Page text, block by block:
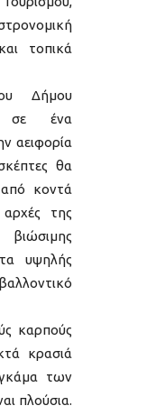
τοπικά
Δήμου
σε ένα
αειφορία
θα
κοντά
της
βιώσιμης
υψηλής
καρπούς
κρασιά
των
πλούσια.